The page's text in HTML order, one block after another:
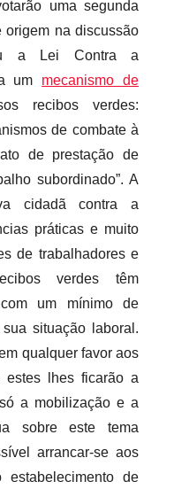
uma segunda
origem na discussão
a Lei Contra a
um mecanismo de
recibos verdes:
de combate à
de prestação de
subordinado”. A
cidadã contra a
práticas e muito
de trabalhadores e
verdes têm
um mínimo de
situação laboral.
qualquer favor aos
estes lhes ficarão a
a mobilização e a
sobre este tema
arrancar-se aos
estabelecimento de